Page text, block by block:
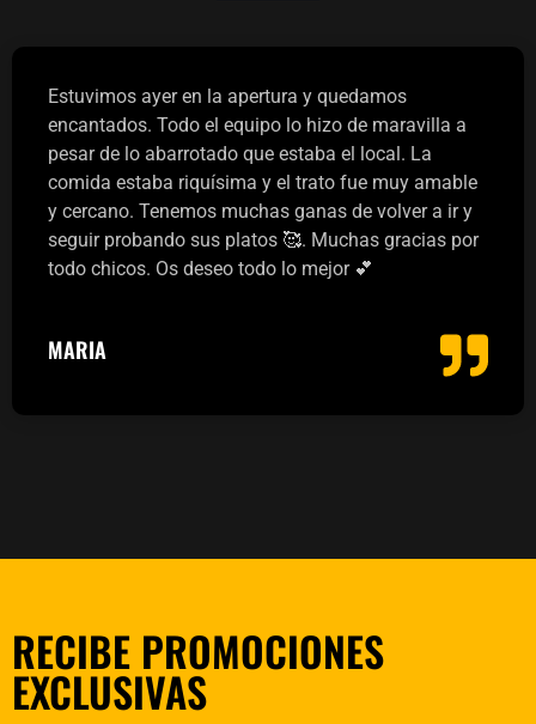
Estuvimos ayer en la apertura y quedamos
encantados. Todo el equipo lo hizo de maravilla a
pesar de lo abarrotado que estaba el local. La
comida estaba riquísima y el trato fue muy amable
y cercano. Tenemos muchas ganas de volver a ir y
seguir probando sus platos 🥰. Muchas gracias por
todo chicos. Os deseo todo lo mejor 💕
MARIA
RECIBE PROMOCIONES
EXCLUSIVAS